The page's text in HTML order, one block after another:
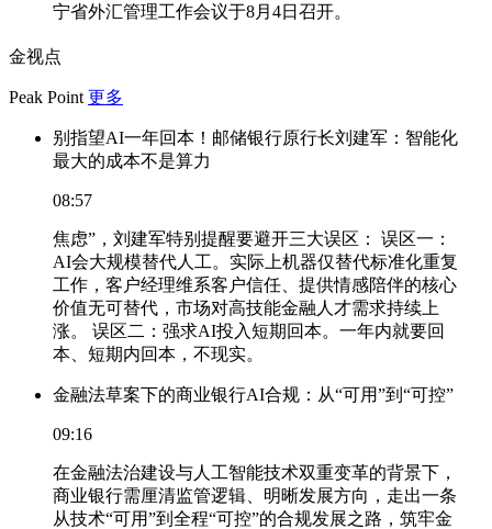
宁省外汇管理工作会议于8月4日召开。
金视点
Peak Point 更多
别指望AI一年回本！邮储银行原行长刘建军：智能化
最大的成本不是算力
08:57
焦虑”，刘建军特别提醒要避开三大误区： 误区一：
AI会大规模替代人工。实际上机器仅替代标准化重复
工作，客户经理维系客户信任、提供情感陪伴的核心
价值无可替代，市场对高技能金融人才需求持续上
涨。 误区二：强求AI投入短期回本。一年内就要回
本、短期内回本，不现实。
金融法草案下的商业银行AI合规：从“可用”到“可控”
09:16
在金融法治建设与人工智能技术双重变革的背景下，
商业银行需厘清监管逻辑、明晰发展方向，走出一条
从技术“可用”到全程“可控”的合规发展之路，筑牢金